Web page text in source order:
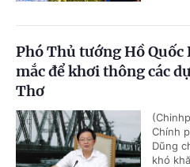
Phó Thủ tướng Hồ
mắc để khơi thông các
Thơ
Chính
Dũng
khó